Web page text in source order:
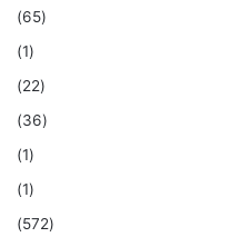
(65)
(1)
(22)
(36)
(1)
(1)
(572)